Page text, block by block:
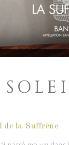
de la Suffrène